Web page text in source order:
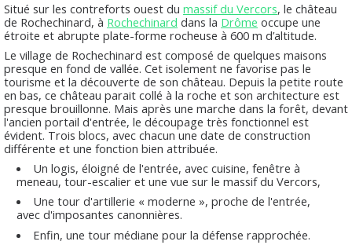
Situé sur les contreforts ouest du massif du Vercors, le château
de Rochechinard, à Rochechinard dans la Drôme occupe une
étroite et abrupte plate-forme rocheuse à 600 m d’altitude.
Le village de Rochechinard est composé de quelques maisons
presque en fond de vallée. Cet isolement ne favorise pas le
tourisme et la découverte de son château. Depuis la petite route
en bas, ce château parait collé à la roche et son architecture est
presque brouillonne. Mais après une marche dans la forêt, devant
l'ancien portail d'entrée, le découpage très fonctionnel est
évident. Trois blocs, avec chacun une date de construction
différente et une fonction bien attribuée.
Un logis, éloigné de l'entrée, avec cuisine, fenêtre à
meneau, tour-escalier et une vue sur le massif du Vercors,
Une tour d'artillerie « moderne », proche de l'entrée,
avec d'imposantes canonnières.
Enfin, une tour médiane pour la défense rapprochée.